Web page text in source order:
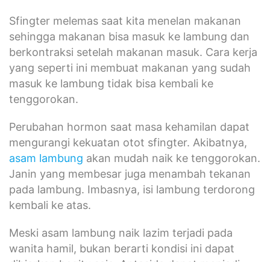
Sfingter melemas saat kita menelan makanan
sehingga makanan bisa masuk ke lambung dan
berkontraksi setelah makanan masuk. Cara kerja
yang seperti ini membuat makanan yang sudah
masuk ke lambung tidak bisa kembali ke
tenggorokan.
Perubahan hormon saat masa kehamilan dapat
mengurangi kekuatan otot sfingter. Akibatnya,
asam lambung akan mudah naik ke tenggorokan.
Janin yang membesar juga menambah tekanan
pada lambung. Imbasnya, isi lambung terdorong
kembali ke atas.
Meski asam lambung naik lazim terjadi pada
wanita hamil, bukan berarti kondisi ini dapat